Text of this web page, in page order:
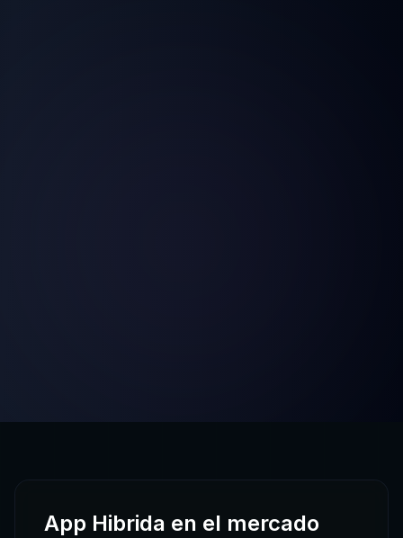
App Hibrida en el mercado